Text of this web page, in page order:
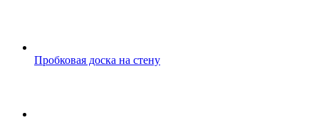
Пробковая доска на стену